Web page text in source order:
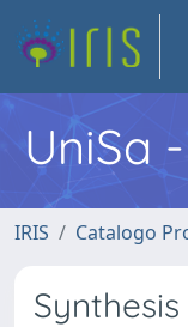
UniSa
IRIS Catalogo